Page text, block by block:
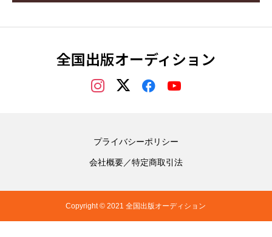
全国出版オーディション
プライバシーポリシー
会社概要／特定商取引法
Copyright © 2021 全国出版オーディション